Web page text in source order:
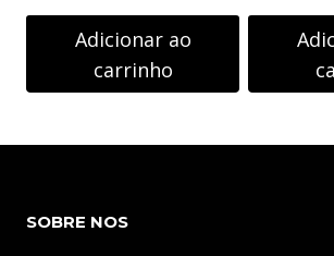
Adicionar ao
carrinho
SOBRE NOS